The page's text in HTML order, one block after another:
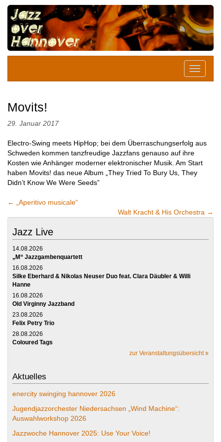
Movits!
29. Januar 2017
Electro-Swing meets HipHop; bei dem Überraschungserfolg aus
Schweden kommen tanzfreudige Jazzfans genauso auf ihre
Kosten wie Anhänger moderner elektronischer Musik. Am Start
haben Movits! das neue Album „They Tried To Bury Us, They
Didn’t Know We Were Seeds”
←
„Aperitivo musicale“
Walt Kracht & His Orchestra →
Jazz Live
14.08.2026
„M“ Jazzgambenquartett
16.08.2026
Silke Eberhard & Nikolas Neuser Duo feat. Clara Däubler & Willi
Hanne
16.08.2026
Old Virginny Jazzband
23.08.2026
Felix Petry Trio
28.08.2026
Coloured Tags
zur Veranstaltungsübersicht
Aktuelles
enercity swinging hannover 2026
Jugendjazzorchester Niedersachsen „Wind Machine“:
Auswahlworkshop 2026
Jazzwoche Hannover 2025: Use Your Voice!